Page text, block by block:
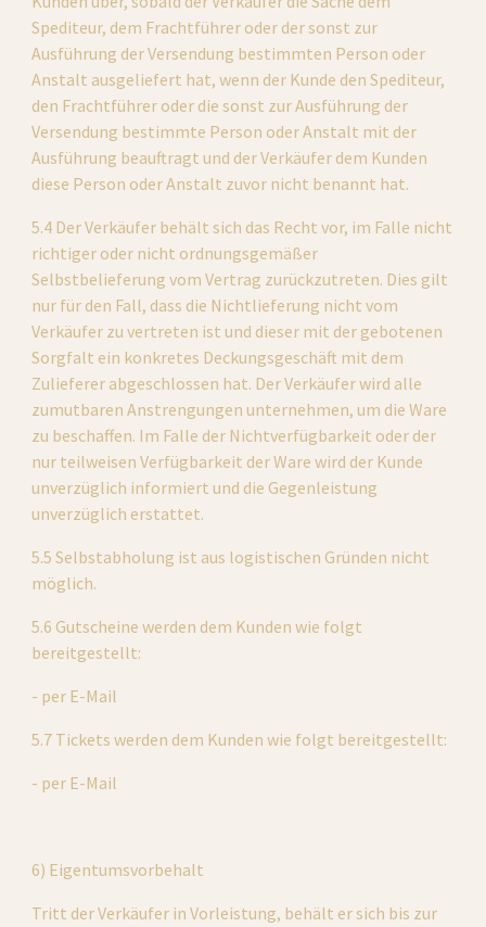
Spediteur, dem Frachtführer oder der sonst zur
Ausführung der Versendung bestimmten Person oder
Anstalt ausgeliefert hat, wenn der Kunde den Spediteur,
den Frachtführer oder die sonst zur Ausführung der
Versendung bestimmte Person oder Anstalt mit der
Ausführung beauftragt und der Verkäufer dem Kunden
diese Person oder Anstalt zuvor nicht benannt hat.
5.4 Der Verkäufer behält sich das Recht vor, im Falle nicht
richtiger oder nicht ordnungsgemäßer
Selbstbelieferung vom Vertrag zurückzutreten. Dies gilt
nur für den Fall, dass die Nichtlieferung nicht vom
Verkäufer zu vertreten ist und dieser mit der gebotenen
Sorgfalt ein konkretes Deckungsgeschäft mit dem
Zulieferer abgeschlossen hat. Der Verkäufer wird alle
zumutbaren Anstrengungen unternehmen, um die Ware
zu beschaffen. Im Falle der Nichtverfügbarkeit oder der
nur teilweisen Verfügbarkeit der Ware wird der Kunde
unverzüglich informiert und die Gegenleistung
unverzüglich erstattet.
5.5 Selbstabholung ist aus logistischen Gründen nicht
möglich.
5.6 Gutscheine werden dem Kunden wie folgt
bereitgestellt:
- per E-Mail
5.7 Tickets werden dem Kunden wie folgt bereitgestellt:
- per E-Mail
6) Eigentumsvorbehalt
Tritt der Verkäufer in Vorleistung, behält er sich bis zur